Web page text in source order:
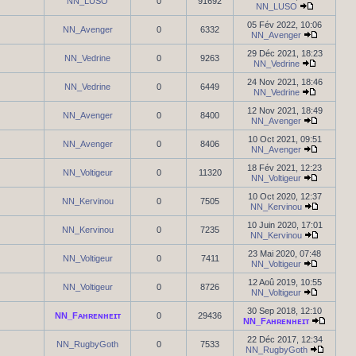
NN_LUSO
NN_Avenger 0 6332
05 Fév 2022, 10:06
NN_Avenger
NN_Vedrine 0 9263
29 Déc 2021, 18:23
NN_Vedrine
NN_Vedrine 0 6449
24 Nov 2021, 18:46
NN_Vedrine
NN_Avenger 0 8400
12 Nov 2021, 18:49
NN_Avenger
NN_Avenger 0 8406
10 Oct 2021, 09:51
NN_Avenger
NN_Voltigeur 0 11320
18 Fév 2021, 12:23
NN_Voltigeur
NN_Kervinou 0 7505
10 Oct 2020, 12:37
NN_Kervinou
NN_Kervinou 0 7235
10 Juin 2020, 17:01
NN_Kervinou
NN_Voltigeur 0 7411
23 Mai 2020, 07:48
NN_Voltigeur
NN_Voltigeur 0 8726
12 Aoû 2019, 10:55
NN_Voltigeur
NN_Fᴀʜʀᴇɴʜᴇɪᴛ 0 29436
30 Sep 2018, 12:10
NN_Fᴀʜʀᴇɴʜᴇɪᴛ
NN_RugbyGoth 0 7533
22 Déc 2017, 12:34
NN_RugbyGoth